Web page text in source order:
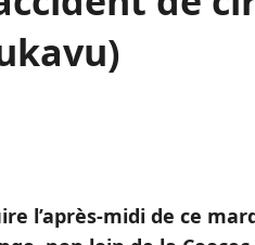
l’après-midi de ce